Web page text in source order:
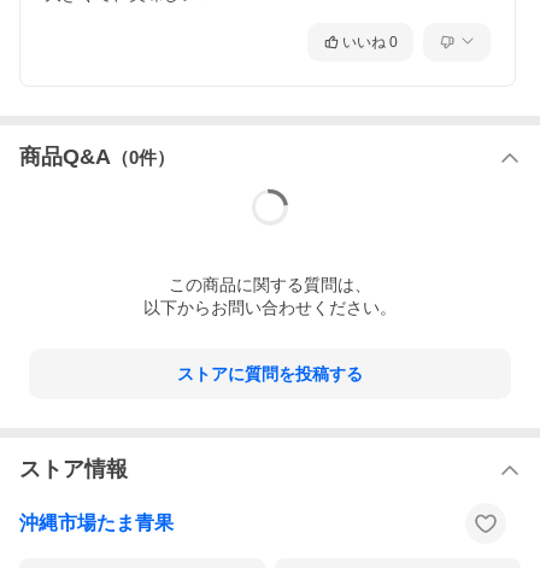
いいね 0
商品Q&A （0件）
この商品に関する質問は、
以下からお問い合わせください。
ストアに質問を投稿する
ストア情報
沖縄市場たま青果